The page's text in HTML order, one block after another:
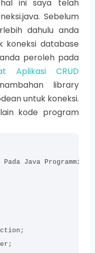
ini saya telah
Sebelum
dahulu anda
koneksi database
peroleh pada
Aplikasi CRUD
library
untuk koneksi.
kode program
Java Programming